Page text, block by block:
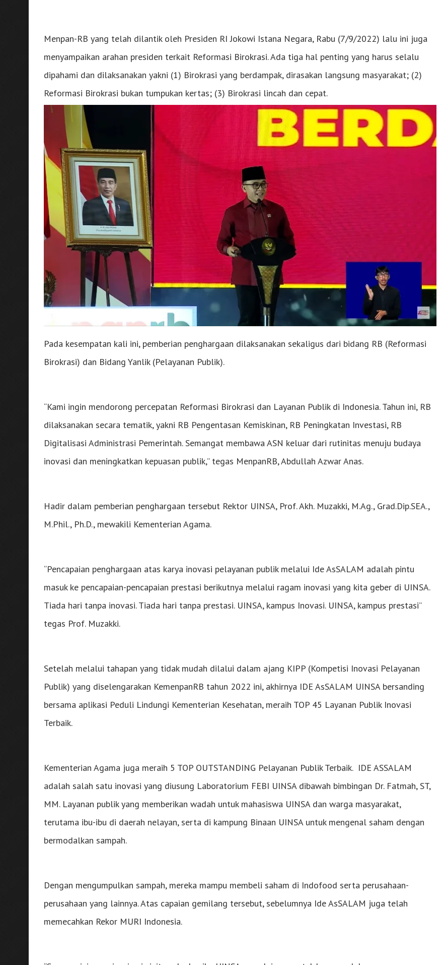
Menpan-RB yang telah dilantik oleh Presiden RI Jokowi Istana Negara, Rabu (7/9/2022) lalu ini juga
menyampaikan arahan presiden terkait Reformasi Birokrasi. Ada tiga hal penting yang harus selalu
dipahami dan dilaksanakan yakni (1) Birokrasi yang berdampak, dirasakan langsung masyarakat; (2)
Reformasi Birokrasi bukan tumpukan kertas; (3) Birokrasi lincah dan cepat.
Pada kesempatan kali ini, pemberian penghargaan dilaksanakan sekaligus dari bidang RB (Reformasi
Birokrasi) dan Bidang Yanlik (Pelayanan Publik).
“Kami ingin mendorong percepatan Reformasi Birokrasi dan Layanan Publik di Indonesia. Tahun ini, RB
dilaksanakan secara tematik, yakni RB Pengentasan Kemiskinan, RB Peningkatan Investasi, RB
Digitalisasi Administrasi Pemerintah. Semangat membawa ASN keluar dari rutinitas menuju budaya
inovasi dan meningkatkan kepuasan publik,” tegas MenpanRB, Abdullah Azwar Anas.
Hadir dalam pemberian penghargaan tersebut Rektor UINSA, Prof. Akh. Muzakki, M.Ag., Grad.Dip.SEA.,
M.Phil., Ph.D., mewakili Kementerian Agama.
“Pencapaian penghargaan atas karya inovasi pelayanan publik melalui Ide AsSALAM adalah pintu
masuk ke pencapaian-pencapaian prestasi berikutnya melalui ragam inovasi yang kita geber di UINSA.
Tiada hari tanpa inovasi. Tiada hari tanpa prestasi. UINSA, kampus Inovasi. UINSA, kampus prestasi”
tegas Prof. Muzakki.
Setelah melalui tahapan yang tidak mudah dilalui dalam ajang KIPP (Kompetisi Inovasi Pelayanan
Publik) yang diselengarakan KemenpanRB tahun 2022 ini, akhirnya IDE AsSALAM UINSA bersanding
bersama aplikasi Peduli Lindungi Kementerian Kesehatan, meraih TOP 45 Layanan Publik Inovasi
Terbaik.
Kementerian Agama juga meraih 5 TOP OUTSTANDING Pelayanan Publik Terbaik. IDE ASSALAM
adalah salah satu inovasi yang diusung Laboratorium FEBI UINSA dibawah bimbingan Dr. Fatmah, ST,
MM. Layanan publik yang memberikan wadah untuk mahasiswa UINSA dan warga masyarakat,
terutama ibu-ibu di daerah nelayan, serta di kampung Binaan UINSA untuk mengenal saham dengan
bermodalkan sampah.
Dengan mengumpulkan sampah, mereka mampu membeli saham di Indofood serta perusahaan-
perusahaan yang lainnya. Atas capaian gemilang tersebut, sebelumnya Ide AsSALAM juga telah
memecahkan Rekor MURI Indonesia.